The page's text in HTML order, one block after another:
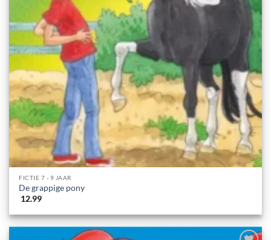
FICTIE 7 - 9 JAAR
De grappige pony
12.99